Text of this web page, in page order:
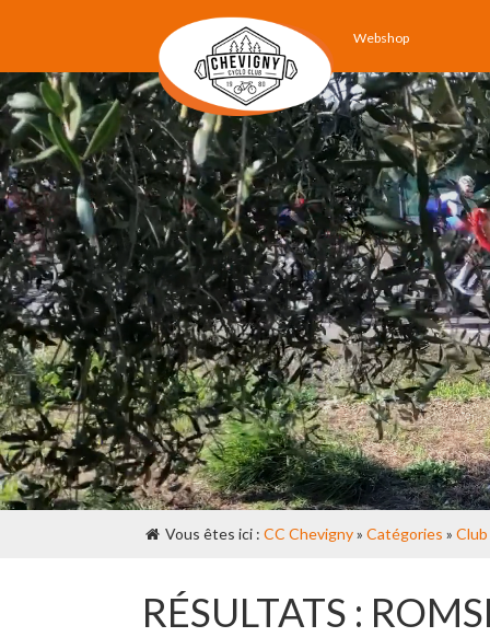
Webshop
Vous êtes ici : CC Chevigny» Catégories » Club
RÉSULTATS :